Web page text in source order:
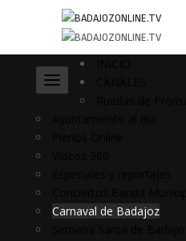
Carnaval de Badajoz